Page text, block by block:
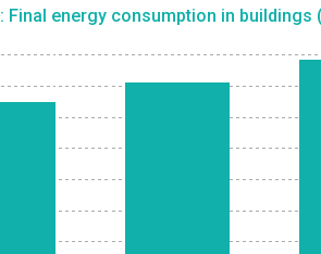
Final energy consumption in